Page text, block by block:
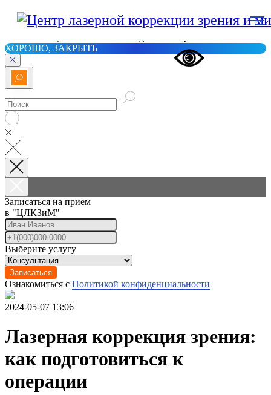
Информация о
специальный файл cookie для обработки сервисами
ХОРОШО, ЗАКРЫТЬ
Записаться на прием
в "ЦЛКЗиМ"
Выберите услугу
Записаться
Ознакомиться с Политикой конфиденциальности
2024-05-07 13:06
Лазерная коррекция зрения:
как подготовиться к
операции